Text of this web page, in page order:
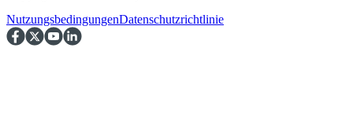
NutzungsbedingungenDatenschutzrichtlinie